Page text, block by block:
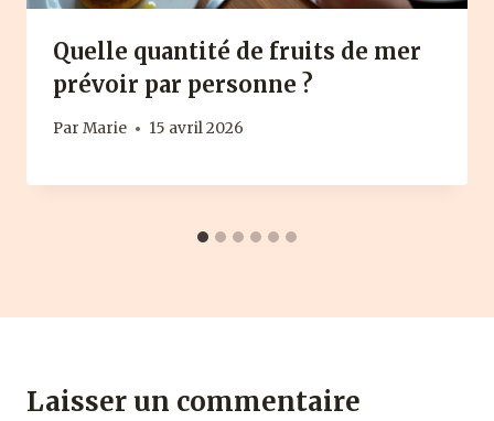
Quelle quantité de fruits de mer
prévoir par personne ?
Par Marie 15 avril 2026
Laisser un commentaire